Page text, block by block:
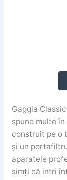
Gaggia
spune multe
construit pe o
și un
aparatele
simți că intri